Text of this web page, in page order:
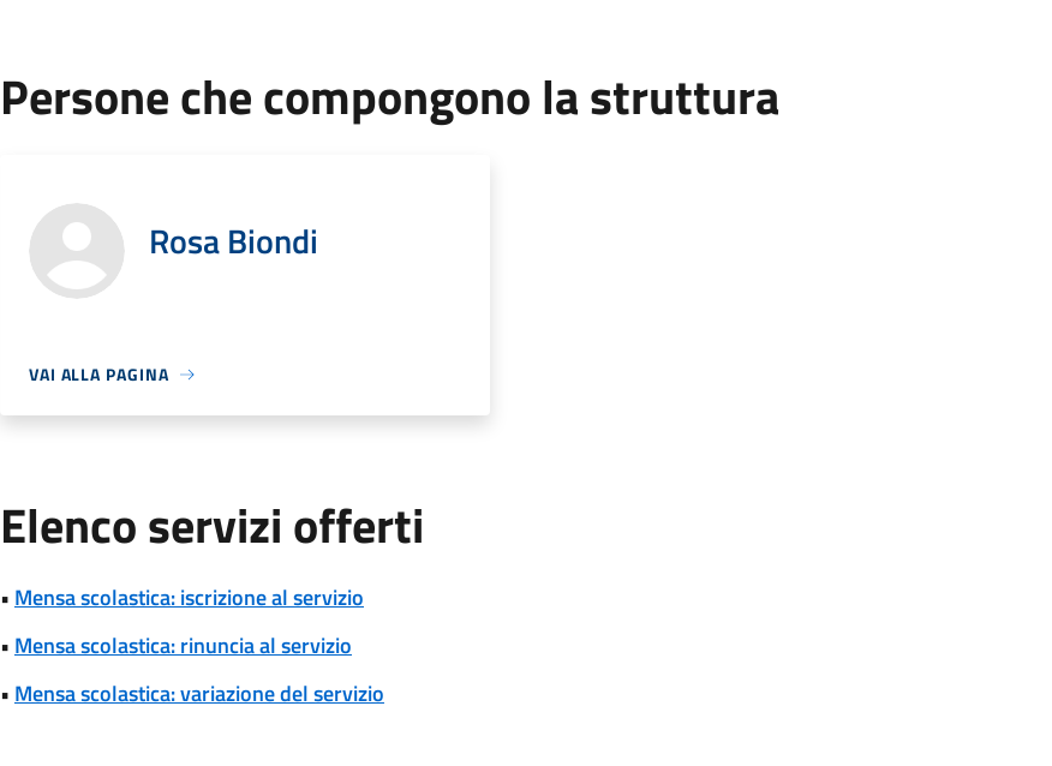
Persone che compongono la struttura
Rosa Biondi
VAI ALLA PAGINA
Elenco servizi offerti
• Mensa scolastica: iscrizione al servizio
• Mensa scolastica: rinuncia al servizio
• Mensa scolastica: variazione del servizio